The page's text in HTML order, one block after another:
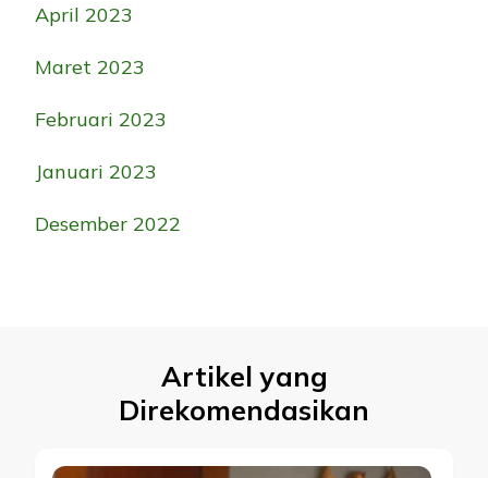
April 2023
Maret 2023
Februari 2023
Januari 2023
Desember 2022
Artikel yang
Direkomendasikan